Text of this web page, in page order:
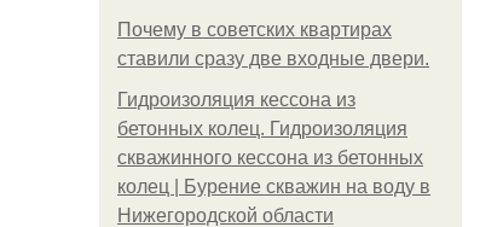
Почему в советских квартирах
ставили сразу две входные двери.
Гидроизоляция кессона из
бетонных колец. Гидроизоляция
скважинного кессона из бетонных
колец | Бурение скважин на воду в
Нижегородской области